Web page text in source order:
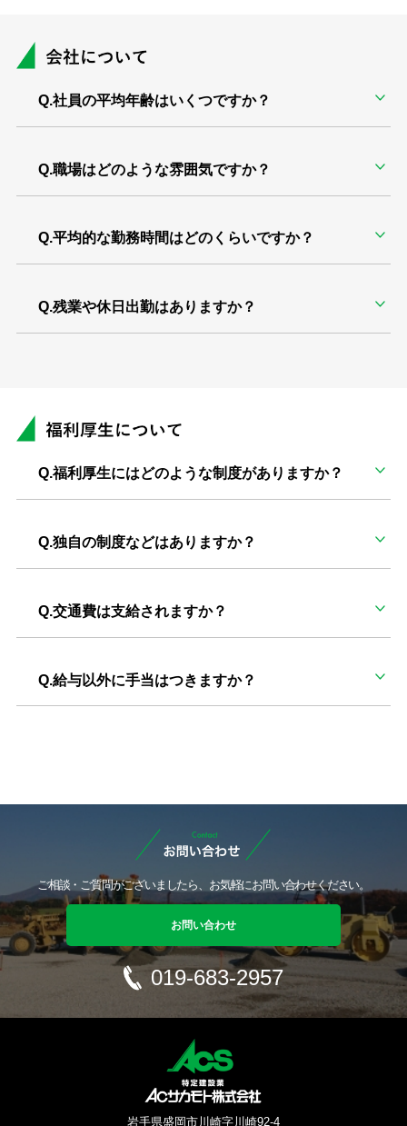
Q.社員の平均年齢はいくつですか？
Q.職場はどのような雰囲気ですか？
Q.平均的な勤務時間はどのくらいですか？
Q.残業や休日出勤はありますか？
Q.福利厚生にはどのような制度がありますか？
Q.独自の制度などはありますか？
Q.交通費は支給されますか？
Q.給与以外に手当はつきますか？
ご相談・ご質問がございましたら、お気軽にお問い合わせください。
お問い合わせ
019-683-2957
岩手県盛岡市川崎字川崎92-4